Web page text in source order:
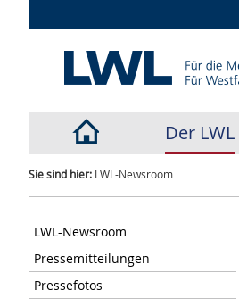
Der LWL
Sie sind hier: LWL-Newsroom
LWL-Newsroom
Pressemitteilungen
Pressefotos